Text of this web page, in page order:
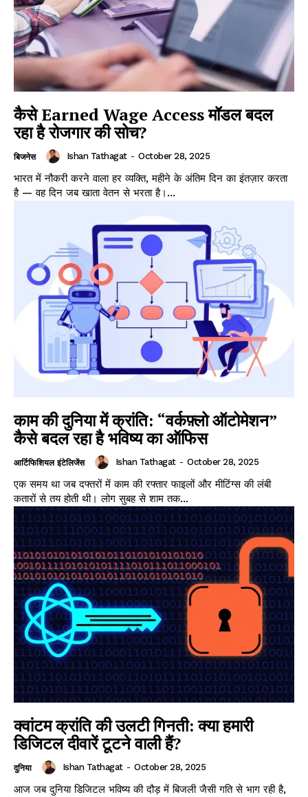
कैसे Earned Wage Access मॉडल बदल
रहा है रोजगार की सोच?
बिजनेस Ishan Tathagat - October 28, 2025
भारत में नौकरी करने वाला हर व्यक्ति, महीने के अंतिम दिन का इंतज़ार करता
है — वह दिन जब खाता वेतन से भरता है।...
काम की दुनिया में क्रांति: “वर्कफ़्लो ऑटोमेशन”
कैसे बदल रहा है भविष्य का ऑफिस
आर्टिफिशियल इंटेलिजेंस Ishan Tathagat - October 28, 2025
एक समय था जब दफ्तरों में काम की रफ्तार फाइलों और मीटिंग्स की लंबी
कतारों से तय होती थी। लोग सुबह से शाम तक...
क्वांटम क्रांति की उलटी गिनती: क्या हमारी
डिजिटल दीवारें टूटने वाली हैं?
दुनिया Ishan Tathagat - October 28, 2025
आज जब दुनिया डिजिटल भविष्य की दौड़ में बिजली जैसी गति से भाग रही है,